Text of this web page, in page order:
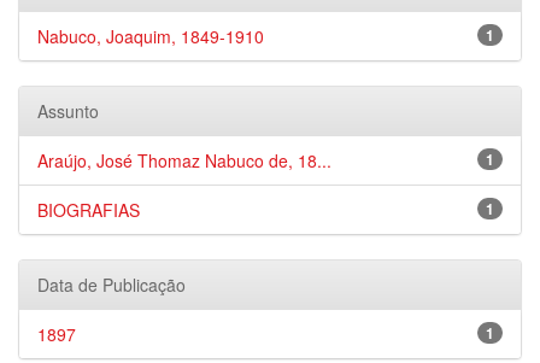
1
Nabuco, Joaquim, 1849-1910
Assunto
1
Araújo, José Thomaz Nabuco de, 18...
1
BIOGRAFIAS
Data de Publicação
1
1897